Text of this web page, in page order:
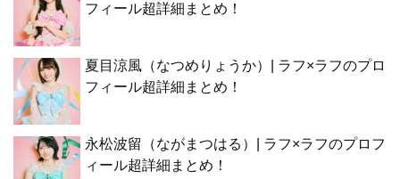
フィール超詳細まとめ！
夏目涼風（なつめりょうか）| ラフ×ラフのプロ
フィール超詳細まとめ！
永松波留（ながまつはる）| ラフ×ラフのプロフ
ィール超詳細まとめ！